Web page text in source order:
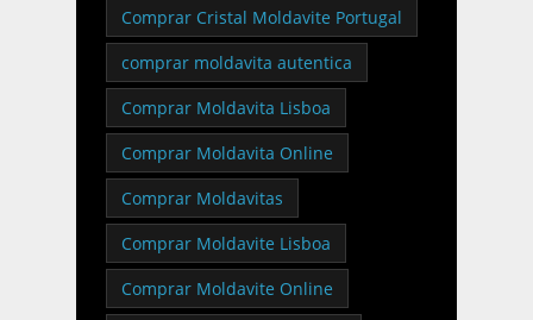
Comprar Cristal Moldavite Portugal
comprar moldavita autentica
Comprar Moldavita Lisboa
Comprar Moldavita Online
Comprar Moldavitas
Comprar Moldavite Lisboa
Comprar Moldavite Online